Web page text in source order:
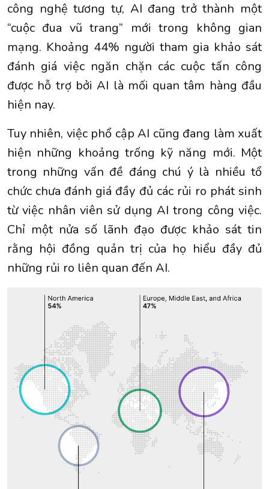
công nghệ tương tự, AI đang trở thành một
“cuộc đua vũ trang” mới trong không gian
mạng. Khoảng 44% người tham gia khảo sát
đánh giá việc ngăn chặn các cuộc tấn công
được hỗ trợ bởi AI là mối quan tâm hàng đầu
hiện nay.
Tuy nhiên, việc phổ cập AI cũng đang làm xuất
hiện những khoảng trống kỹ năng mới. Một
trong những vấn đề đáng chú ý là nhiều tổ
chức chưa đánh giá đầy đủ các rủi ro phát sinh
từ việc nhân viên sử dụng AI trong công việc.
Chỉ một nửa số lãnh đạo được khảo sát tin
rằng hội đồng quản trị của họ hiểu đầy đủ
những rủi ro liên quan đến AI.